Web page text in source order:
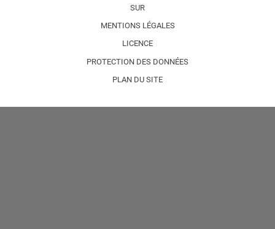
SUR
MENTIONS LÉGALES
LICENCE
PROTECTION DES DONNÉES
PLAN DU SITE